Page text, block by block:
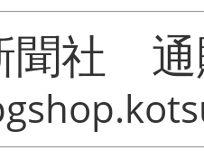
聞社